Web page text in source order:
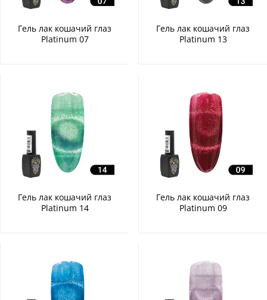
Гель лак кошачий глаз
Platinum 07
Гель лак кошачий глаз
Platinum 13
Гель лак кошачий глаз
Platinum 14
Гель лак кошачий глаз
Platinum 09